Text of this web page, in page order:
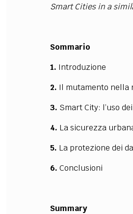
Smart Cities in a
Sommario
1. Introduzione
2. Il mutamento nella
3. Smart City: l’uso
4. La sicurezza
5. La protezione dei
6. Conclusioni
Summary